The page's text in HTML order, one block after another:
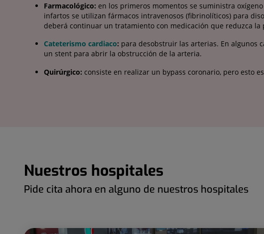
Farmacológico: en los primeros momentos se suministra
infartos se utilizan fármacos intravenosos (fibrinolíticos) para
deberá continuar un tratamiento con medicación que reduzca
Cateterismo cardiaco: para desobstruir las arterias. En algunos
un stent para abrir la obstrucción de la arteria.
Quirúrgico: consiste en realizar un bypass coronario, pero esto
Nuestros hospitales
Pide cita ahora en alguno de nuestros hospitales